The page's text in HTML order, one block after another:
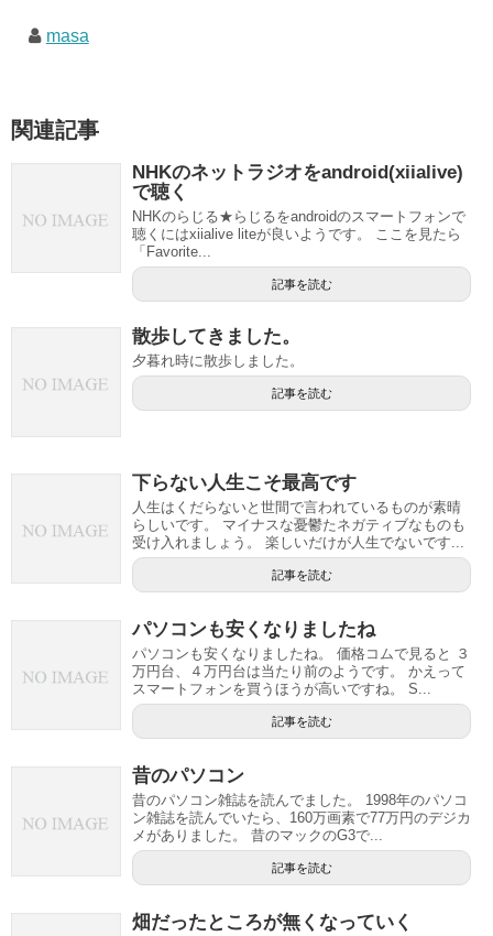
masa
関連記事
NHKのネットラジオをandroid(xiialive)
で聴く
NHKのらじる★らじるをandroidのスマートフォンで
聴くにはxiialive liteが良いようです。 ここを見たら
「Favorite...
記事を読む
散歩してきました。
夕暮れ時に散歩しました。
記事を読む
下らない人生こそ最高です
人生はくだらないと世間で言われているものが素晴
らしいです。 マイナスな憂鬱たネガティブなものも
受け入れましょう。 楽しいだけが人生でないです...
記事を読む
パソコンも安くなりましたね
パソコンも安くなりましたね。 価格コムで見ると ３
万円台、４万円台は当たり前のようです。 かえって
スマートフォンを買うほうが高いですね。 S...
記事を読む
昔のパソコン
昔のパソコン雑誌を読んでました。 1998年のパソコ
ン雑誌を読んでいたら、160万画素で77万円のデジカ
メがありました。 昔のマックのG3で...
記事を読む
畑だったところが無くなっていく